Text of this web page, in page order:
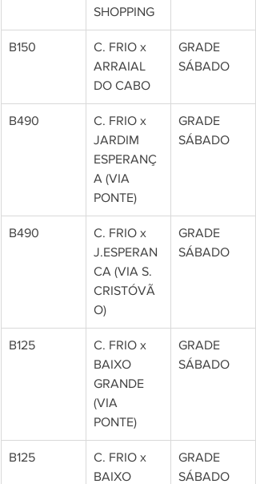
SHOPPING
B150
C. FRIO x
ARRAIAL
DO CABO
GRADE
SÁBADO
B490
C. FRIO x
JARDIM
ESPERANÇ
A (VIA
PONTE)
GRADE
SÁBADO
B490
C. FRIO x
J.ESPERAN
CA (VIA S.
CRISTÓVÃ
O)
GRADE
SÁBADO
B125
C. FRIO x
BAIXO
GRANDE
(VIA
PONTE)
GRADE
SÁBADO
B125
C. FRIO x
BAIXO
GRADE
SÁBADO